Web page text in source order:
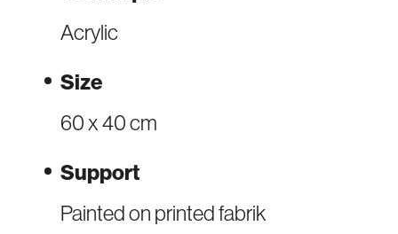
Acrylic
Size
60 x 40 cm
Support
Painted on printed fabrik